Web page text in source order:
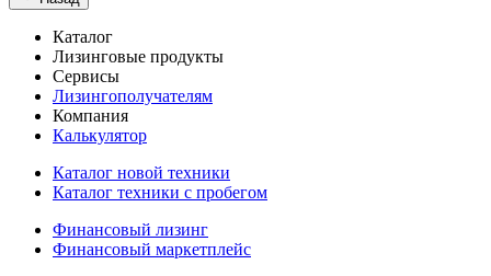
Каталог
Лизинговые продукты
Сервисы
Лизингополучателям
Компания
Калькулятор
Каталог новой техники
Каталог техники с пробегом
Финансовый лизинг
Финансовый маркетплейс